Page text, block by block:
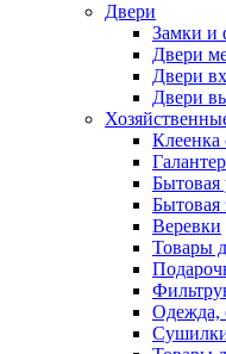
Двери
Замки и
Двери
Двери
Двери
Клеенка
Бытовая
Бытовая
Веревки
Товары
Одежда,